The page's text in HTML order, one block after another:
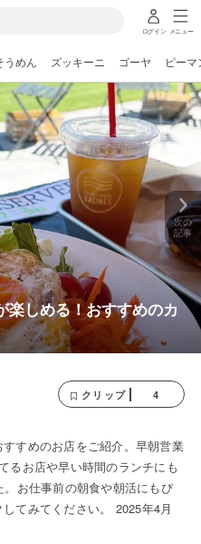
ログイン メニュー
うめん ズッキーニ ゴーヤ ピーマ
楽しめる！おすすめのカ
次の
記事
クリップ 4
すめのお店をご紹介。早朝営業
るお店や早い時間のランチにも
お仕事前の朝食や朝活にもぴ
てみてください。 2025年4月